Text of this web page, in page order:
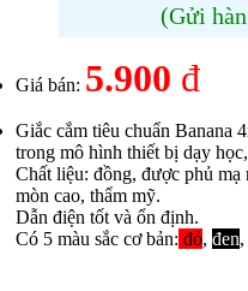
(Gửi
Giá bán: 5.900 đ
Giắc cắm tiêu chuẩn Banana
trong mô hình thiết bị dạy
Chất liệu: đồng, được phủ
mòn cao, thẩm mỹ.
Dẫn điện tốt và ổn định.
Có 5 màu sắc cơ bản: đỏ, đen,